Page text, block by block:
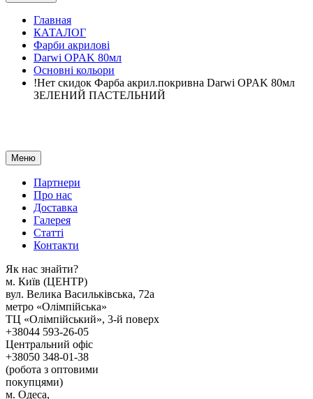
Главная
КАТАЛОГ
Фарби акрилові
Darwi OPAK 80мл
Основні кольори
!Нет скидок Фарба акрил.покривна Darwi OPAK 80мл
ЗЕЛЕНИЙ ПАСТЕЛЬНИЙ
Меню
Партнери
Про нас
Доставка
Галерея
Статтi
Контакти
Як наc знайти?
м. Киïв (ЦЕНТР)
вул. Велика Васильківська, 72а
метро «Олімпійська»
ТЦ «Олімпійський», 3-й поверх
+38044 593-26-05
Центральний офіс
+38050 348-01-38
(робота з оптовими
покупцями)
м. Одеса,